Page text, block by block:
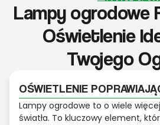
Lampy ogrodowe
Oświetlenie
Twojego
OŚWIETLENIE
Lampy ogrodowe to o wiele
światła. To kluczowy element,